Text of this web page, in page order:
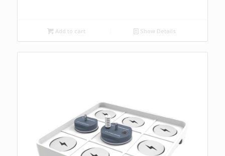
Add to cart Show Details